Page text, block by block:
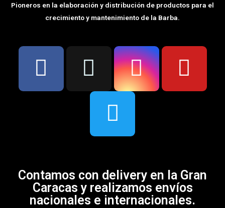
Pioneros en la elaboración y distribución de productos para el
crecimiento y mantenimiento de la Barba.
Contamos con delivery en la Gran
Caracas y realizamos envíos
nacionales e internacionales.